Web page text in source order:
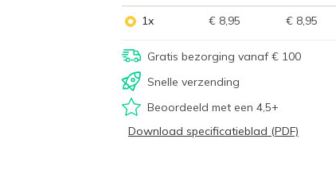
1x € 8,95 € 8,95
Gratis bezorging vanaf € 100
Snelle verzending
Beoordeeld met een 4,5+
Download specificatieblad (PDF)